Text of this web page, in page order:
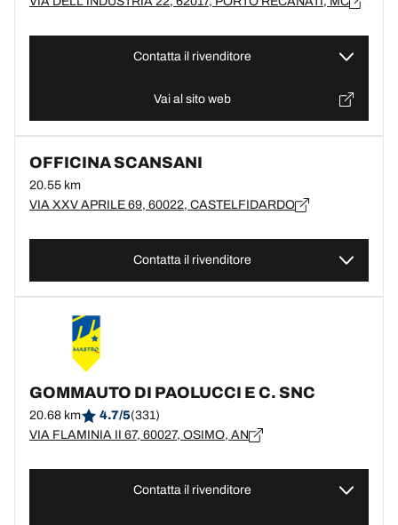
Contatta il rivenditore
Vai al sito web
OFFICINA SCANSANI
20.55 km
VIA XXV APRILE 69, 60022, CASTELFIDARDO
Contatta il rivenditore
GOMMAUTO DI PAOLUCCI E C. SNC
20.68 km 4.7/5(331)
VIA FLAMINIA II 67, 60027, OSIMO, AN
Contatta il rivenditore